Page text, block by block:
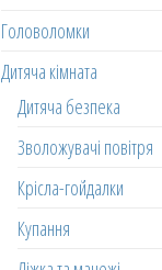
Головоломки
Дитяча кімната
Дитяча безпека
Зволожувачі повітря
Крісла-гойдалки
Купання